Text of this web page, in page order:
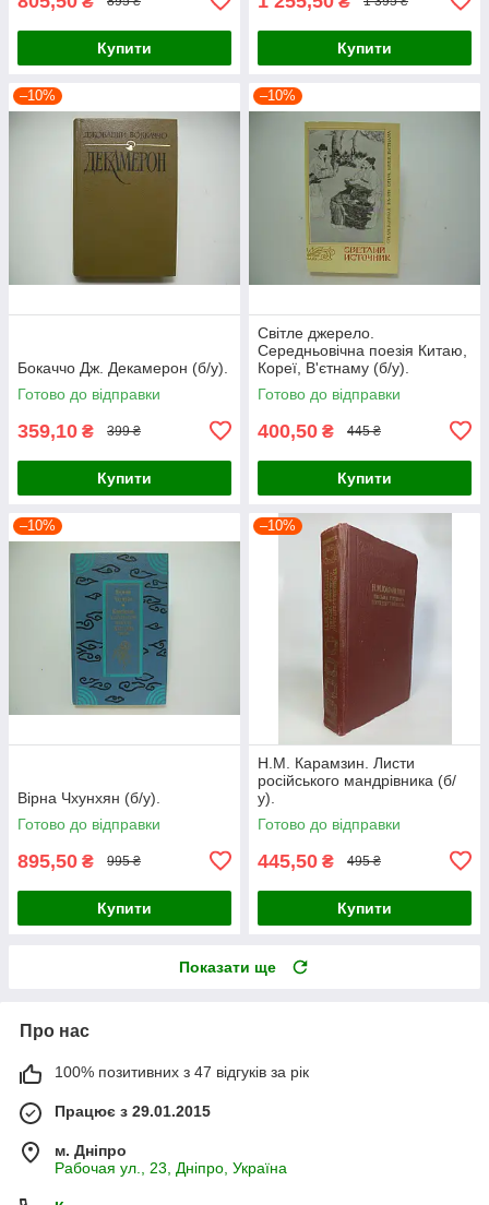
Купити Купити
–10%
Бокаччо Дж. Декамерон (б/у).
Готово до відправки
359,10 ₴ 399 ₴
Купити
–10%
Світле джерело.
Середньовічна поезія Китаю,
Кореї, В'єтнаму (б/у).
Готово до відправки
400,50 ₴ 445 ₴
Купити
–10%
Вірна Чхунхян (б/у).
Готово до відправки
895,50 ₴ 995 ₴
Купити
–10%
Н.М. Карамзин. Листи
російського мандрівника (б/
у).
Готово до відправки
445,50 ₴ 495 ₴
Купити
Показати ще
Про нас
100% позитивних з 47 відгуків за рік
Працює з 29.01.2015
м. Дніпро
Рабочая ул., 23, Дніпро, Україна